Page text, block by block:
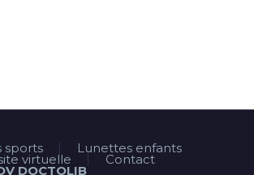
sports Lunettes enfants
virtuelle Contact
DOCTOLIB